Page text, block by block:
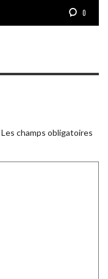
0
Les champs obligatoires